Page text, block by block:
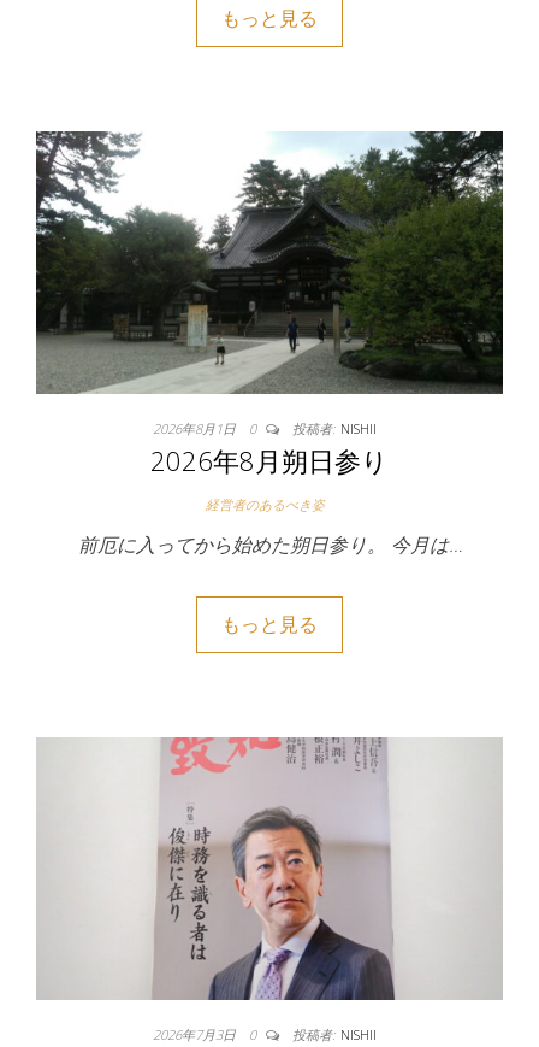
もっと見る
2026年8月1日 0 投稿者: NISHII
2026年8月朔日参り
経営者のあるべき姿
前厄に入ってから始めた朔日参り。 今月は…
もっと見る
2026年7月3日 0 投稿者: NISHII